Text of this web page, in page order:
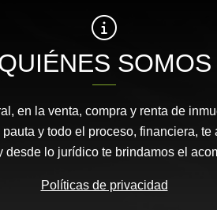
SOMOS
en la venta, compra y renta de
y todo el proceso, financiera,
desde lo jurídico te brindamos el
Políticas de privacidad